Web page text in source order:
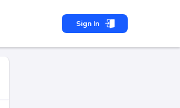
Sign In